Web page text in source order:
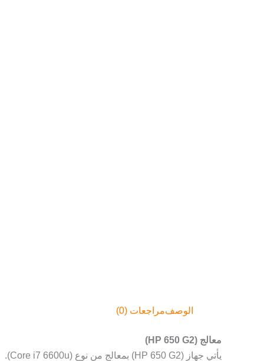
الوصفمراجعات (0)
معالج (HP 650 G2)
يأتي جهاز (HP 650 G2) بمعالج من نوع (Core i7 6600u).